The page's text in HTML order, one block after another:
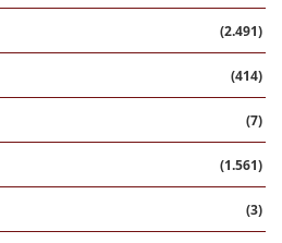
(2.491)
(414)
(7)
(1.561)
(3)